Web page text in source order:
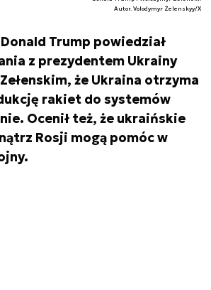
Autor. Volodymyr Zelenskyy/X
Trump powiedział
z prezydentem Ukrainy
że Ukraina otrzyma
rakiet do systemów
Ocenił też, że ukraińskie
Rosji mogą pomóc w